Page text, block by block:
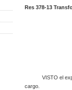
Res 378-13
VISTO el
cargo.